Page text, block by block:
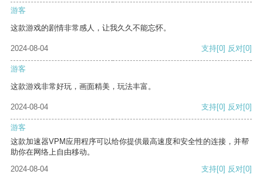
游客
这款游戏的剧情非常感人，让我久久不能忘怀。
2024-08-04 支持[0] 反对[0]
游客
这款游戏非常好玩，画面精美，玩法丰富。
2024-08-04 支持[0] 反对[0]
游客
这款加速器VPM应用程序可以给你提供最高速度和安全性的连接，并帮
助你在网络上自由移动。
2024-08-04
支持[0] 反对[0]